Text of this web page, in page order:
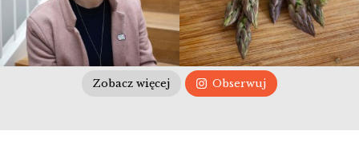
Zobacz więcej Obserwuj